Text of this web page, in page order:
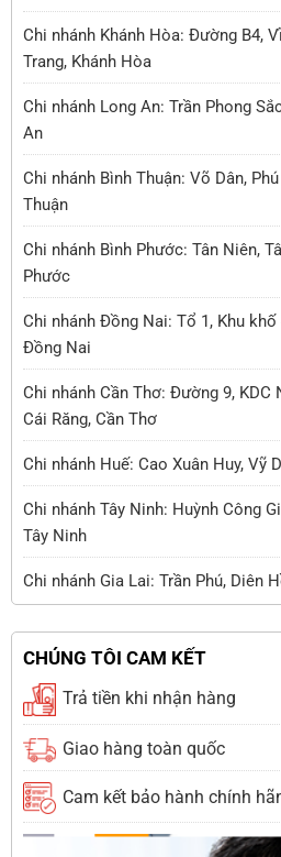
Chi nhánh Khánh Hòa: Đường B4,
Trang, Khánh Hòa
Chi nhánh Long An: Trần Phong
An
Chi nhánh Bình Thuận: Võ Dân,
Thuận
Chi nhánh Bình Phước: Tân Niên,
Phước
Chi nhánh Đồng Nai: Tổ 1, Khu khố
Đồng Nai
Chi nhánh Cần Thơ: Đường 9, KDC
Cái Răng, Cần Thơ
Chi nhánh Huế: Cao Xuân Huy, Vỹ
Chi nhánh Tây Ninh: Huỳnh Công
Tây Ninh
Chi nhánh Gia Lai: Trần Phú, Diên
CHÚNG TÔI CAM KẾT
Trả tiền khi nhận hàng
Giao hàng toàn quốc
Cam kết bảo hành chính